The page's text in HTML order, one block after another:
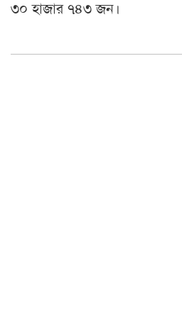
৩০ হাজার ৭৪৩ জন।